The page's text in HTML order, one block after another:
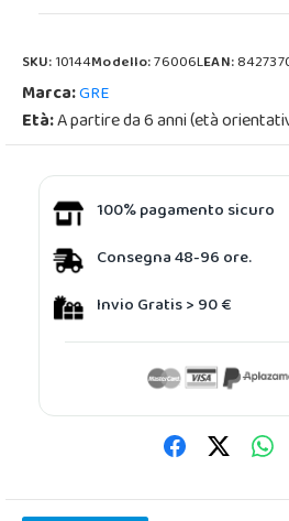
SKU:10144Modello:76006LEAN:
Marca:GRE
Età:A partire da 6 anni (età
100% pagamento sicuro
Consegna 48-96 ore.
Invio Gratis > 90 €